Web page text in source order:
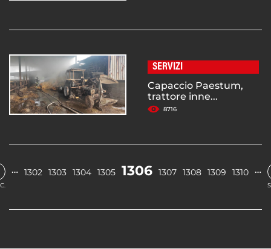
SERVIZI
Capaccio Paestum,
trattore inne...
8716
… 1302 1303 1304 1305 1306 1307 1308 1309 1310 …